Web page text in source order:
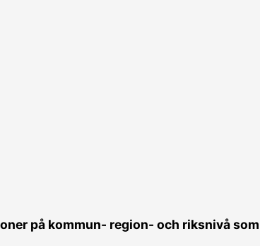
på kommun- region- och riksnivå